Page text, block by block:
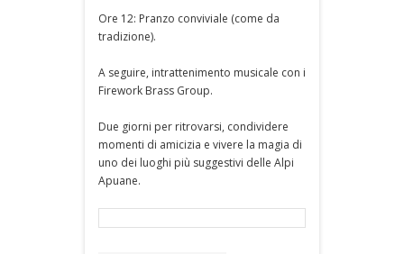
Ore 12: Pranzo conviviale (come da
tradizione).
A seguire, intrattenimento musicale con i
Firework Brass Group.
Due giorni per ritrovarsi, condividere
momenti di amicizia e vivere la magia di
uno dei luoghi più suggestivi delle Alpi
Apuane.